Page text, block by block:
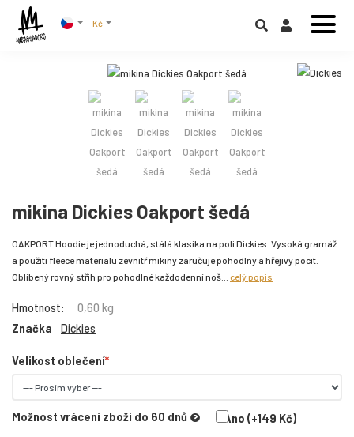
Kč
mikina Dickies Oakport šedá
OAKPORT Hoodie je jednoduchá, stálá klasika na poli Dickies. Vysoká gramáž
a použití fleece materiálu zevnitř mikiny zaručuje pohodlný a hřejivý pocit.
Oblíbený rovný střih pro pohodlné každodenní noš... celý popis
Hmotnost:
0,60 kg
Značka
Dickies
Velikost oblečení
Možnost vrácení zboží do 60 dnů Ano (+149 Kč)